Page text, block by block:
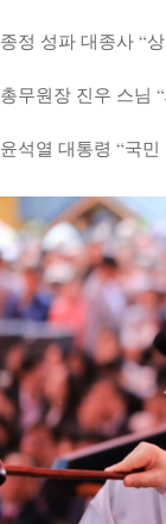
종정 성파 대종사 “
총무원장 진우 스님
윤석열 대통령 “국